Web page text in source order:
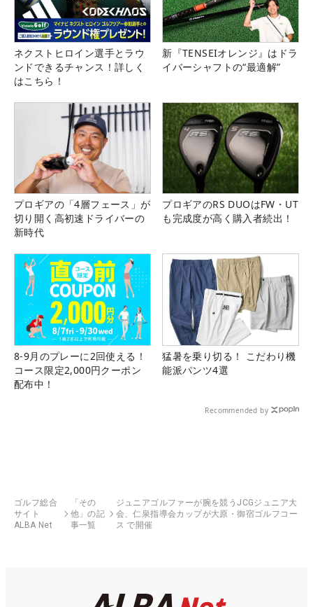
ネクストヒロイン選手とラウ
ンドできるチャンス！詳しく
はこちら！
新『TENSEIオレンジ』はドラ
イバーシャフトの“最適解”
プロギアの「4層フェース」が
切り開く高初速ドライバーの
新時代
プロギアのRS DUOはFW・UT
も完成度が高く購入者続出！
8-9月のプレーに2回使える！
コース限定2,000円クーポン
配布中！
猛暑を乗り切る！ こだわり機
能派パンツ4選
Recommended by
ゴルフ総合
サイト
ALBA Net
「その
他」の記
事一覧
ジュニアゴルファーが腕を競うJCGジュニア大
会、仁泉指導会カップが大原・御宿ゴルフコー
ス で開催